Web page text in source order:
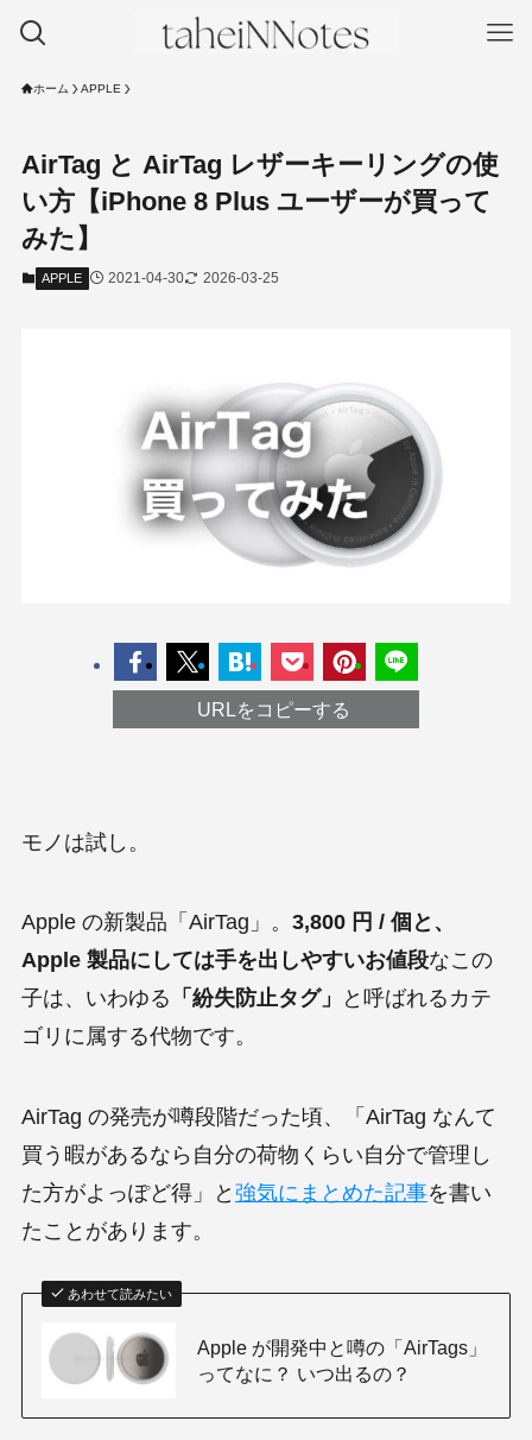
ホーム APPLE
AirTag と AirTag レザーキーリングの使
い方【iPhone 8 Plus ユーザーが買って
みた】
APPLE 2021-04-30 2026-03-25
URLをコピーする
モノは試し。
Apple の新製品「AirTag」。 3,800 円 / 個と、
Apple 製品にしては手を出しやすいお値段なこの
子は、いわゆる 「紛失防止タグ」
と呼ばれるカテ
ゴリに属する代物です。
AirTag の発売が噂段階だった頃、「AirTag なんて
買う暇があるなら自分の荷物くらい自分で管理し
た方がよっぽど得」と 強気に まとめた記事を書い
たことがあります。
あわせて読みたい
Apple が開発中と噂の「AirTags」
ってなに？ いつ出るの？